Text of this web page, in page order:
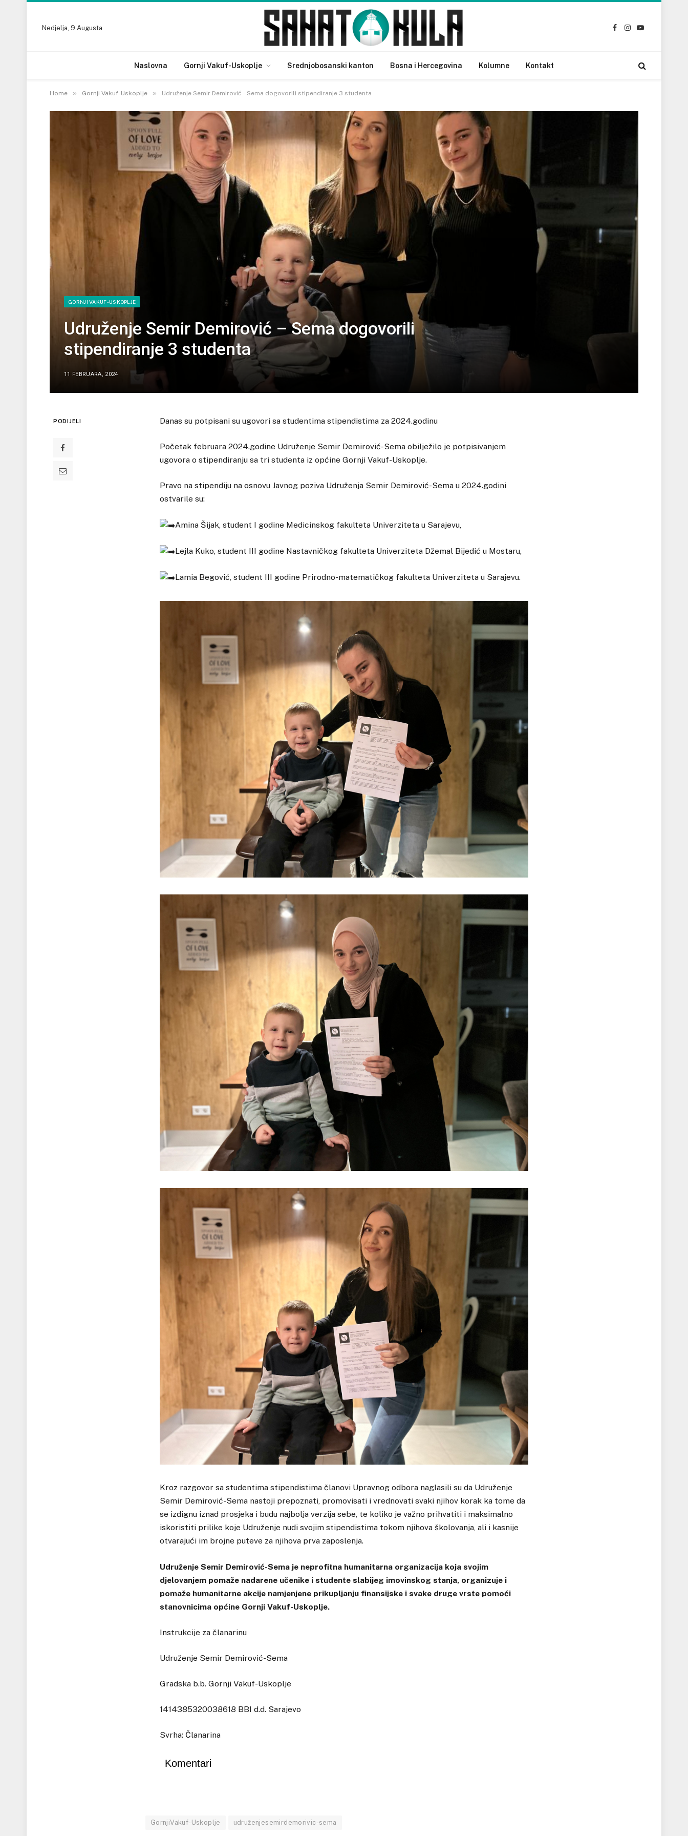
Nedjelja, 9 Augusta
Facebook
Instagram
YouTube
Naslovna Gornji Vakuf-Uskoplje Srednjobosanski kanton Bosna i Hercegovina Kolumne Kontakt
Home » Gornji Vakuf-Uskoplje » Udruženje Semir Demirović – Sema dogovorili stipendiranje 3 studenta
GORNJI VAKUF-USKOPLJE
Udruženje Semir Demirović – Sema dogovorili
stipendiranje 3 studenta
11 FEBRUARA, 2024
PODIJELI Danas su potpisani su ugovori sa studentima stipendistima za 2024.godinu
Početak februara 2024.godine Udruženje Semir Demirović-Sema obilježilo je potpisivanjem
ugovora o stipendiranju sa tri studenta iz općine Gornji Vakuf-Uskoplje.
Pravo na stipendiju na osnovu Javnog poziva Udruženja Semir Demirović-Sema u 2024.godini
ostvarile su:
Amina Šijak, student I godine Medicinskog fakulteta Univerziteta u Sarajevu,
Lejla Kuko, student III godine Nastavničkog fakulteta Univerziteta Džemal Bijedić u Mostaru,
Lamia Begović, student III godine Prirodno-matematičkog fakulteta Univerziteta u Sarajevu.
Kroz razgovor sa studentima stipendistima članovi Upravnog odbora naglasili su da Udruženje
Semir Demirović-Sema nastoji prepoznati, promovisati i vrednovati svaki njihov korak ka tome da
se izdignu iznad prosjeka i budu najbolja verzija sebe, te koliko je važno prihvatiti i maksimalno
iskoristiti prilike koje Udruženje nudi svojim stipendistima tokom njihova školovanja, ali i kasnije
otvarajući im brojne puteve za njihova prva zaposlenja.
Udruženje Semir Demirović-Sema je neprofitna humanitarna organizacija koja svojim
djelovanjem pomaže nadarene učenike i studente slabijeg imovinskog stanja, organizuje i
pomaže humanitarne akcije namjenjene prikupljanju finansijske i svake druge vrste pomoći
stanovnicima općine Gornji Vakuf-Uskoplje.
Instrukcije za članarinu
Udruženje Semir Demirović-Sema
Gradska b.b. Gornji Vakuf-Uskoplje
1414385320038618 BBI d.d. Sarajevo
Svrha: Članarina
Komentari
GornjiVakuf-Uskoplje udruženjesemirdemorivic-sema